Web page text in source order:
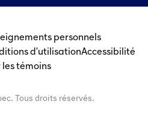
personnels
d'utilisationAccessibilité
les témoins
Tous droits réservés.